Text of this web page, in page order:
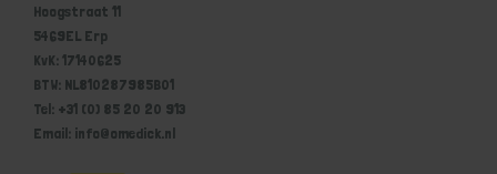
Hoogstraat 11
5469EL Erp
KvK: 17140625
BTW: NL810287985B01
Tel: +31 (0) 85 20 20 913
Email: info@omedick.nl